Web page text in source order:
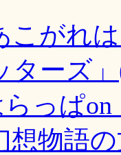
こがれ
ターズ
らっぱ
想物語